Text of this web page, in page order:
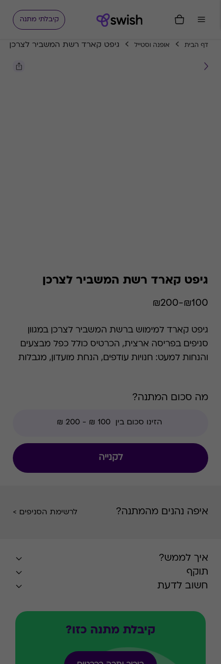
קיבלתי מתנה
דף הבית אופנה וסטייל גיפט קארד רשת המשביר לצרכן
גיפט קארד רשת המשביר לצרכן
₪100-₪200
גיפט קארד למימוש ברשת המשביר לצרכן במגוון
סניפים בפריסה ארצית, הכרטיס כולל כפל מבצעים
והנחות למעט: חנויות עודפים, הנחת מועדון, מגבלות
סניפים בפריסה ארצית. במשביר תוכלו למצוא מגוון
המחלקות השונות - מאופנה וקוסמטיקה ועד לכלי
מה סכום המתנה?
לקנייה
איפה נהנים מהמתנה? לרשימת הסניפים >
איך לממש?
תוקף
חשוב לדעת
קיבלת מתנה כזו?